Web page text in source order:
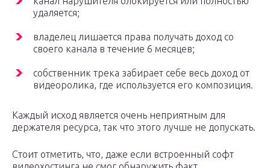
удаляется;
владелец лишается права получать доход со
своего канала в течение 6 месяцев;
собственник трека забирает себе весь доход от
видеоролика, где используется его композиция.
Каждый исход является очень неприятным для
держателя ресурса, так что этого лучше не допускать.
Стоит отметить, что, даже если встроенный софт